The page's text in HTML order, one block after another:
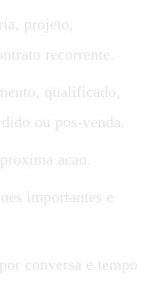
projeto,
recorrente.
qualificado,
ou pos-venda.
acao.
importantes e
conversa e tempo